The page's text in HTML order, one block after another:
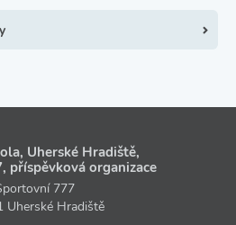
Uherské Hradiště,
příspěvková organizace
777
Uherské Hradiště